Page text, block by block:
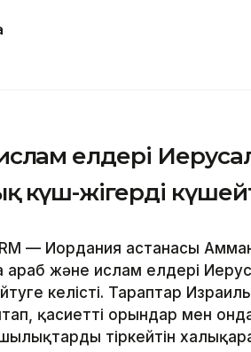
елдері
күш-жігерді
— Иордания астанасы
және ислам елдері
келісті. Тараптар
қасиетті орындар мен
тіркейтін